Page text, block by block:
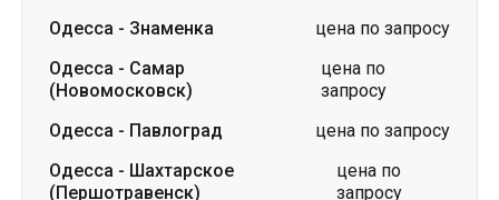
Одесса - Знаменка
цена по запросу
Одесса - Самар
(Новомосковск)
цена по
запросу
Одесса - Павлоград
цена по запросу
Одесса - Шахтарское
(Першотравенск)
цена по
запросу